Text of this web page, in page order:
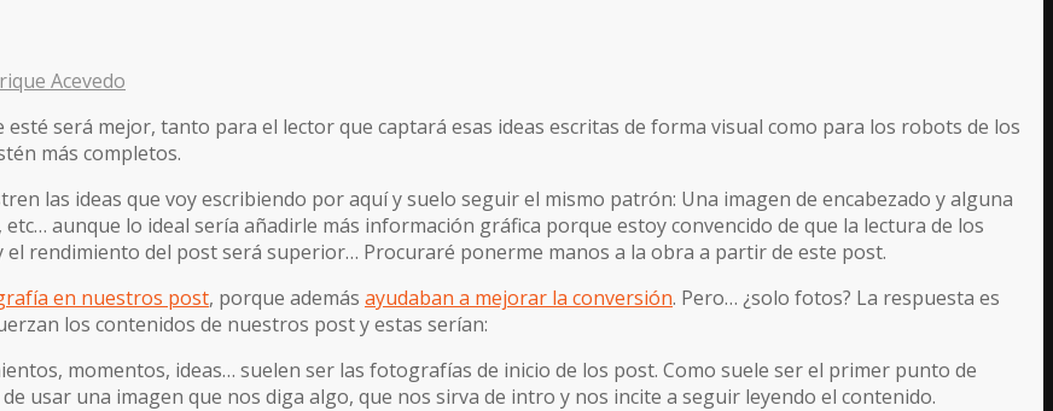
Acevedo
será mejor, tanto para el lector que captará esas ideas escritas de forma visual como para los robots de los
más completos.
las ideas que voy escribiendo por aquí y suelo seguir el mismo patrón: Una imagen de encabezado y alguna
aunque lo ideal sería añadirle más información gráfica porque estoy convencido de que la lectura de los
rendimiento del post será superior… Procuraré ponerme manos a la obra a partir de este post.
en nuestros post, porque además ayudaban a mejorar la conversión. Pero… ¿solo fotos? La respuesta es
los contenidos de nuestros post y estas serían:
momentos, ideas… suelen ser las fotografías de inicio de los post. Como suele ser el primer punto de
usar una imagen que nos diga algo, que nos sirva de intro y nos incite a seguir leyendo el contenido.